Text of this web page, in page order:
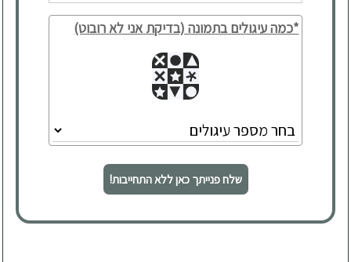
*כמה עיגולים בתמונה (בדיקת אני לא רובוט)
שלח פנייתך כאן ללא התחייבות!